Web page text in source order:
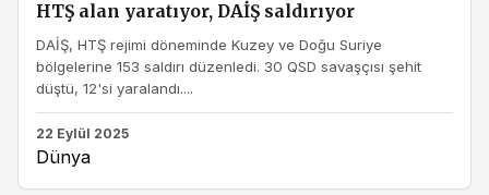
HTŞ alan yaratıyor, DAİŞ saldırıyor
DAİŞ, HTŞ rejimi döneminde Kuzey ve Doğu Suriye
bölgelerine 153 saldırı düzenledi. 30 QSD savaşçısı şehit
düştü, 12'si yaralandı....
22 Eylül 2025
Dünya